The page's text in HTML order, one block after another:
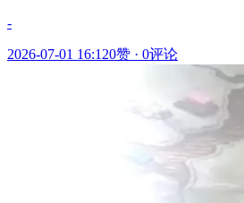
-
2026-07-01 16:120赞 · 0评论